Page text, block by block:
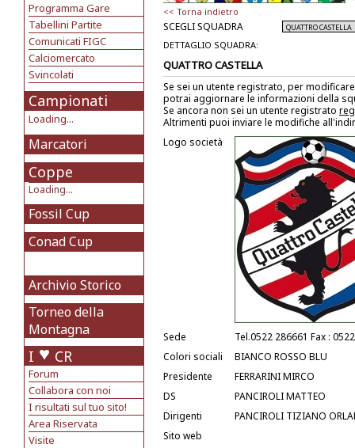
Programma Gare
Tabellini Partite
Comunicati FIGC
Calciomercato
Svincolati
Campionati
Loading...
Marcatori
Coppe
Loading...
Fossil Cup
Conad Cup
Archivio Storico
Torneo della
Montagna
I CR
Forum
Collabora con noi
I risultati sul tuo sito!
Area Riservata
Visite
<< Torna indietro
SCEGLI SQUADRA
DETTAGLIO SQUADRA:
QUATTRO CASTELLA
Se sei un utente registrato, per
potrai aggiornare le informazioni della
Se ancora non sei un utente registrato
Altrimenti puoi inviare le modifiche
Logo società
Sede
Tel.0522 286661 Fax :
Colori sociali
BIANCO ROSSO BLU
Presidente
FERRARINI MIRCO
DS
PANCIROLI MATTEO
Dirigenti
PANCIROLI TIZIANO
Sito web